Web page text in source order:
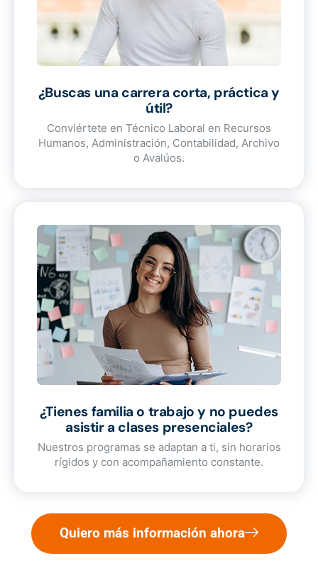
¿Buscas una carrera corta, práctica y
útil?
Conviértete en Técnico Laboral en Recursos
Humanos, Administración, Contabilidad, Archivo
o Avalúos.
¿Tienes familia o trabajo y no puedes
asistir a clases presenciales?
Nuestros programas se adaptan a ti, sin horarios
rígidos y con acompañamiento constante.
Quiero más información ahora